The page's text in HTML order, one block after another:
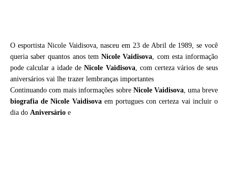
O esportista Nicole Vaidisova, nasceu em 23 de Abril de 1989, se você
queria saber quantos anos temNicole Vaidisova, com esta informação
pode calcular a idade deNicole Vaidisova, com certeza vários de seus
aniversários vai lhe trazer lembranças importantes
Continuando com mais informações sobre Nicole Vaidisova, uma breve
biografia deNicole Vaidisovaem portugues con certeza vai incluir o
dia do Aniversário e